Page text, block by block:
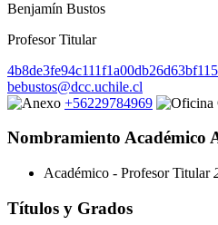
Benjamín Bustos
Profesor Titular
bebustos@dcc.uchile.cl
+56229784969
Nombramiento Académico
Académico - Profesor Titular
Títulos y Grados